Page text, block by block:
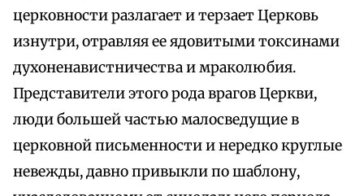
церковности разлагает и терзает Церковь
изнутри, отравляя ее ядовитыми токсинами
духоненавистничества и мраколюбия.
Представители этого рода врагов Церкви,
люди большей частью малосведущие в
церковной письменности и нередко круглые
невежды, давно привыкли по шаблону,